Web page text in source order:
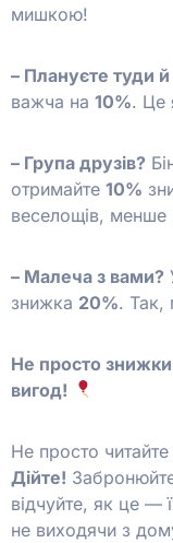
мишкою!
– Плануєте туди й
важча на 10%. Це
– Група друзів?
отримайте 10%
веселощів, менше
– Малеча з вами?
знижка 20%. Так,
Не просто
вигод!
Не просто
Дійте!
відчуйте, як це —
не виходячи з